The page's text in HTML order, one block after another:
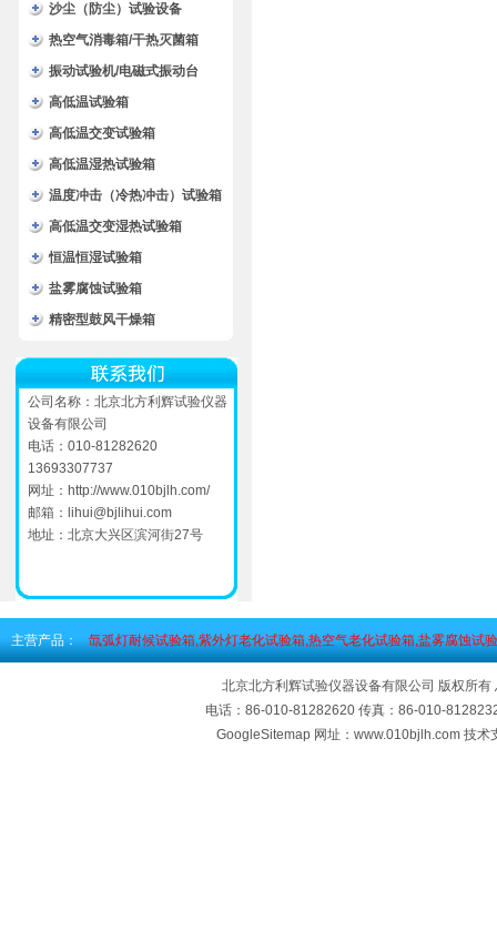
沙尘（防尘）试验设备
热空气消毒箱/干热灭菌箱
振动试验机/电磁式振动台
高低温试验箱
高低温交变试验箱
高低温湿热试验箱
温度冲击（冷热冲击）试验箱
高低温交变湿热试验箱
恒温恒湿试验箱
盐雾腐蚀试验箱
精密型鼓风干燥箱
公司名称：北京北方利辉试验仪器
设备有限公司
电话：010-81282620
13693307737
网址： http://www.010bjlh.com/
邮箱： lihui@bjlihui.com
地址：北京大兴区滨河街27号
主营产品： 氙弧灯耐候试验箱,紫外灯老化试验箱,热空气老化试验箱,盐雾腐蚀试
北京北方利辉试验仪器设备有限公司 版权所有
电话：86-010-81282620 传真：86-010-
GoogleSitemap 网址：www.010bjlh.com 技